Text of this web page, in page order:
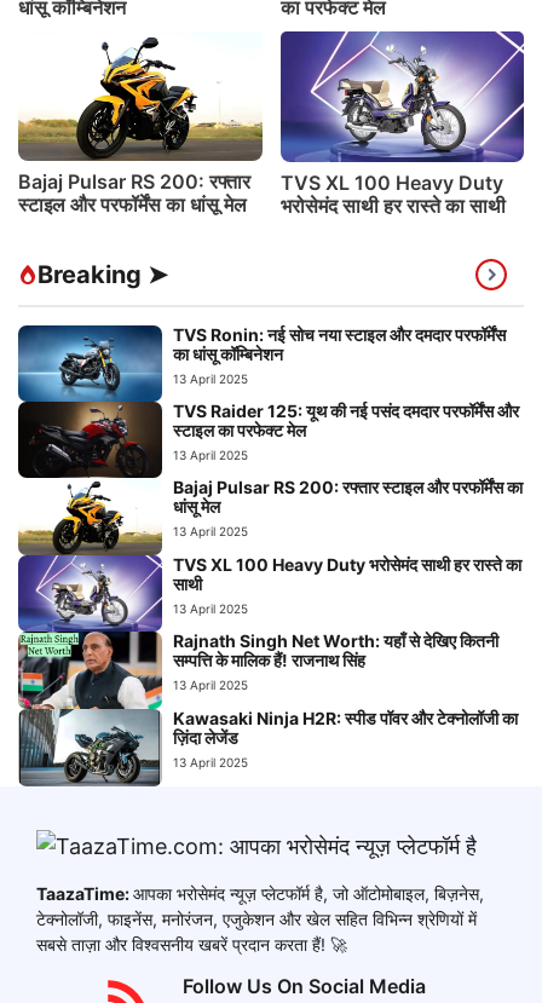
धांसू कॉम्बिनेशन
का परफेक्ट मेल
Bajaj Pulsar RS 200: रफ्तार
स्टाइल और परफॉर्मेंस का धांसू मेल
TVS XL 100 Heavy Duty
भरोसेमंद साथी हर रास्ते का साथी
Breaking ➤
TVS Ronin: नई सोच नया स्टाइल और दमदार परफॉर्मेंस
का धांसू कॉम्बिनेशन
13 April 2025
TVS Raider 125: यूथ की नई पसंद दमदार परफॉर्मेंस और
स्टाइल का परफेक्ट मेल
13 April 2025
Bajaj Pulsar RS 200: रफ्तार स्टाइल और परफॉर्मेंस का
धांसू मेल
13 April 2025
TVS XL 100 Heavy Duty भरोसेमंद साथी हर रास्ते का
साथी
13 April 2025
Rajnath Singh Net Worth: यहाँ से देखिए कितनी
सम्पत्ति के मालिक हैं! राजनाथ सिंह
13 April 2025
Kawasaki Ninja H2R: स्पीड पॉवर और टेक्नोलॉजी का
ज़िंदा लेजेंड
13 April 2025
TaazaTime:आपका भरोसेमंद न्यूज़ प्लेटफॉर्म है, जो ऑटोमोबाइल, बिज़नेस,
टेक्नोलॉजी, फाइनेंस, मनोरंजन, एजुकेशन और खेल सहित विभिन्न श्रेणियों में
सबसे ताज़ा और विश्वसनीय खबरें प्रदान करता हैं! 🚀
Follow Us On Social Media